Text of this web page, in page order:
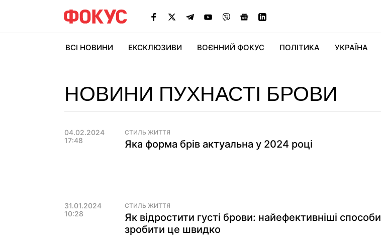
ВСІ НОВИНИ ЕКСКЛЮЗИВИ ВОЄННИЙ ФОКУС ПОЛІТИКА УКРАЇНА
НОВИНИ ПУХНАСТІ БРОВИ
04.02.2024
17:48
СТИЛЬ ЖИТТЯ
Яка форма брів актуальна у 2024 році
31.01.2024
10:28
СТИЛЬ ЖИТТЯ
Як відростити густі брови: найефективніші способи
зробити це швидко